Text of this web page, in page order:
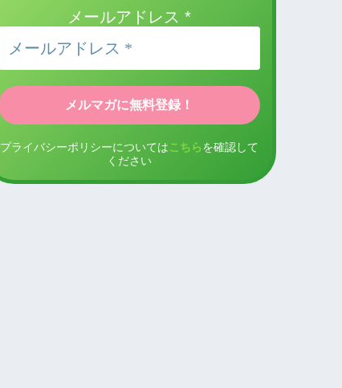
メールアドレス*
プライバシーポリシーについては こちら を確認して
ください